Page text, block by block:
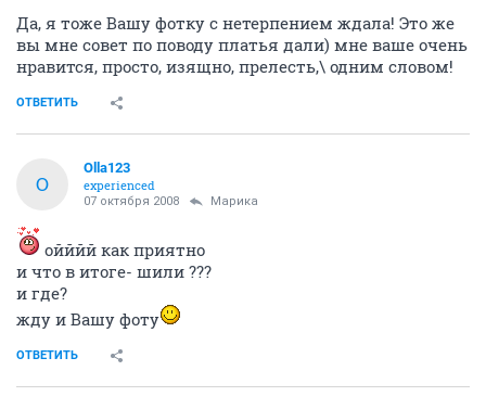
Да, я тоже Вашу фотку с нетерпением ждала! Это же
вы мне совет по поводу платья дали) мне ваше очень
нравится, просто, изящно, прелесть,\ одним словом!
ОТВЕТИТЬ
O
Olla123
experienced
07 октября 2008 Марика
ойййй как приятно
и что в итоге- шили ???
и где?
жду и Вашу фоту
ОТВЕТИТЬ